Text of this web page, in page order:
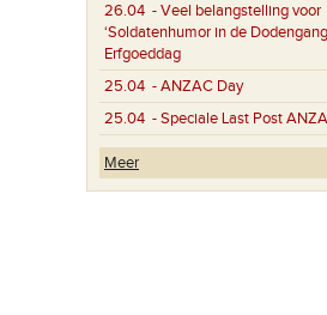
26.04 - Veel belangstelling voor
‘Soldatenhumor in de
Erfgoeddag
25.04 - ANZAC Day
25.04 - Speciale Last Post
Meer